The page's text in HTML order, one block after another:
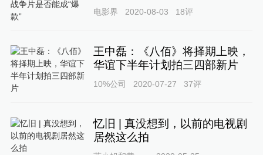
电影界 2020-08-03 18评
王中磊：《八佰》将择期上映，
华谊下半年计划拍三四部新片
10%公司 2020-07-27 37评
忆旧 | 真没想到，以前的电视剧
居然这么拍